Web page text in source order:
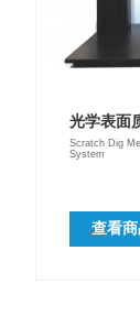
光学表面
Scratch Dig
System
查看